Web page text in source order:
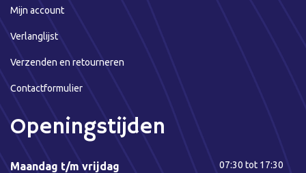
Mijn account
Verlanglijst
Verzenden en retourneren
Contactformulier
Openingstijden
Maandag t/m vrijdag 07:30 tot 17:30